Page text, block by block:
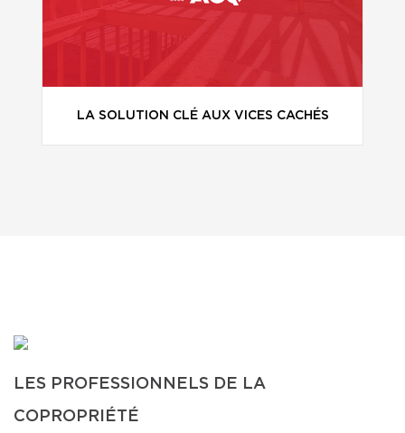
LA SOLUTION CLÉ AUX VICES CACHÉS
LES PROFESSIONNELS DE LA
COPROPRIÉTÉ